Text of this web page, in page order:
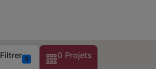
Filtrer 3 0 Projets